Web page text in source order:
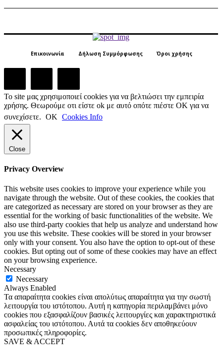
Επικοινωνία Δήλωση Συμμόρφωσης Όροι χρήσης
Το site μας χρησιμοποιεί cookies για να βελτιώσει την εμπειρία
χρήσης. Θεωρούμε οτι είστε ok με αυτό οπότε πιέστε ΟΚ για να
συνεχίσετε. ΟΚ Cookies Info
Close
Privacy Overview
This website uses cookies to improve your experience while you
navigate through the website. Out of these cookies, the cookies that
are categorized as necessary are stored on your browser as they are
essential for the working of basic functionalities of the website. We
also use third-party cookies that help us analyze and understand how
you use this website. These cookies will be stored in your browser
only with your consent. You also have the option to opt-out of these
cookies. But opting out of some of these cookies may have an effect
on your browsing experience.
Necessary
Necessary
Always Enabled
Τα απαραίτητα cookies είναι απολύτως απαραίτητα για την σωστή
λειτουργία του ιστότοπου. Αυτή η κατηγορία περιλαμβάνει μόνο
cookies που εξασφαλίζουν βασικές λειτουργίες και χαρακτηριστικά
ασφαλείας του ιστότοπου. Αυτά τα cookies δεν αποθηκεύουν
προσωπικές πληροφορίες.
SAVE & ACCEPT